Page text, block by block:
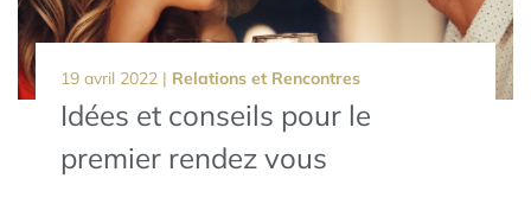
19 avril 2022 | Relations et Rencontres
Idées et conseils pour le
premier rendez vous